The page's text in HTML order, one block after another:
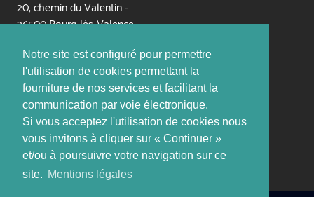
Notre site est configuré pour permettre
l'utilisation de cookies permettant la
fourniture de nos services et facilitant la
communication par voie électronique.
Si vous acceptez l'utilisation de cookies nous
vous invitons à cliquer sur « Continuer »
et/ou à poursuivre votre navigation sur ce
site. Mentions légales
20, chemin du Valentin -
26500 Bourg-lès-Valence
+33 (0) 4 75 56 81 79
contact@upaval.com
PERMANENCES:
lundi, mardi, jeudi, vendredi de 16h - 17h45
(sauf vacances scolaires)
Site: www.upaval.com